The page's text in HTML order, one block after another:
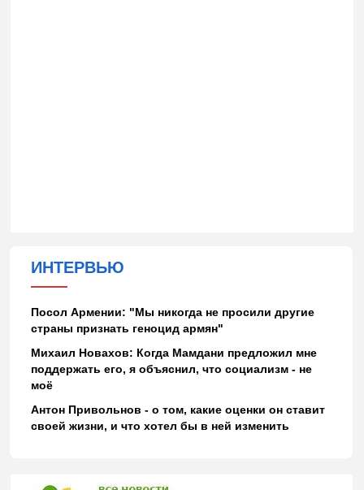
ИНТЕРВЬЮ
Посол Армении: "Мы никогда не просили другие
страны признать геноцид армян"
Михаил Новахов: Когда Мамдани предложил мне
поддержать его, я объяснил, что социализм - не
моё
Антон Привольнов - о том, какие оценки он ставит
своей жизни, и что хотел бы в ней изменить